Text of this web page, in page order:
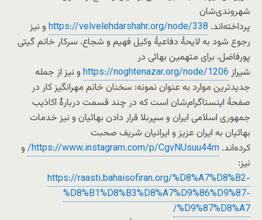
شهروندی‌شان
پرداخته‌اند. https://velvelehdarshahr.org/node/338 و نیز
رجوع شود به لایحۀ دفاعیۀ وکیل فهیم و شجاع، سرکار خانم گیتی
پورفاضل، برای متهمین بهائی در
شیراز https://noghtenazar.org/node/1206 و نیز از جمله
جدیدترین موارد به عنوان نمونه: سخنان خانم مهرانگیز کار در
صفحۀ اینستاگرام‌شان است که در چند قسمت دربارۀ اکاذیب
جمهوری اسلامی ایران و سپربلا قرار دادن بهائیان و نیز خدمات
بهائیان به ایران عزیز و ایرانیان شریف صحبت
کرده‌اند. https://www.instagram.com/p/CgvNUsuu44m/ و
نیز:
https://raasti.bahaisofiran.org/%D8%A7%D8%B2-
%D8%B1%D8%B3%D8%A7%D9%86%D9%87-
%D9%87%D8%A7/